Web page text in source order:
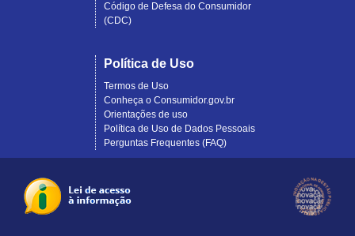
Código de Defesa do Consumidor
(CDC)
Política de Uso
Termos de Uso
Conheça o Consumidor.gov.br
Orientações de uso
Política de Uso de Dados Pessoais
Perguntas Frequentes (FAQ)